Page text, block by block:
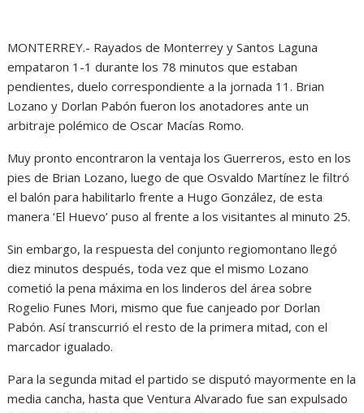
MONTERREY.- Rayados de Monterrey y Santos Laguna
empataron 1-1 durante los 78 minutos que estaban
pendientes, duelo correspondiente a la jornada 11. Brian
Lozano y Dorlan Pabón fueron los anotadores ante un
arbitraje polémico de Oscar Macías Romo.
Muy pronto encontraron la ventaja los Guerreros, esto en los
pies de Brian Lozano, luego de que Osvaldo Martínez le filtró
el balón para habilitarlo frente a Hugo González, de esta
manera ‘El Huevo’ puso al frente a los visitantes al minuto 25.
Sin embargo, la respuesta del conjunto regiomontano llegó
diez minutos después, toda vez que el mismo Lozano
cometió la pena máxima en los linderos del área sobre
Rogelio Funes Mori, mismo que fue canjeado por Dorlan
Pabón. Así transcurrió el resto de la primera mitad, con el
marcador igualado.
Para la segunda mitad el partido se disputó mayormente en la
media cancha, hasta que Ventura Alvarado fue san expulsado